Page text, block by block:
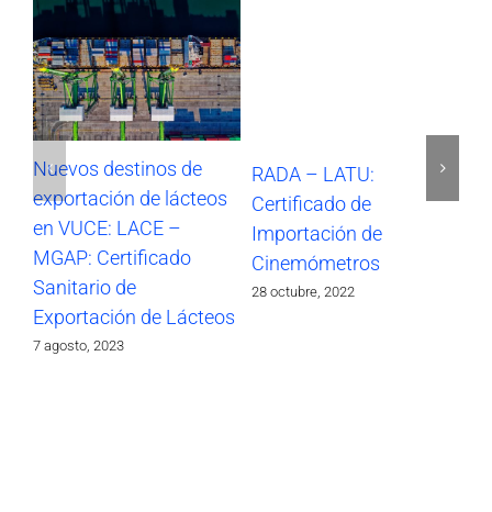
Nuevos destinos de
exportación de lácteos
en VUCE: LACE –
MGAP: Certificado
Sanitario de
Exportación de Lácteos
7 agosto, 2023
RADA – LATU:
Certificado de
Importación de
Cinemómetros
28 octubre, 2022